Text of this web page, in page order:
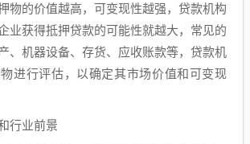
物的价值越高，可变现性越强，贷款机构
业获得抵押贷款的可能性就越大，常见的
、机器设备、存货、应收账款等，贷款机
进行评估，以确定其市场价值和可变现
行业前景